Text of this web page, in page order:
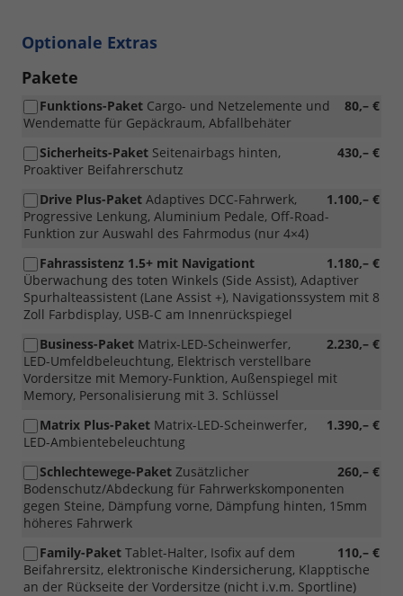
Optionale Extras
Pakete
80,– €
Funktions-Paket Cargo- und Netzelemente und
Wendematte für Gepäckraum, Abfallbehäter
430,– €
Sicherheits-Paket Seitenairbags hinten,
Proaktiver Beifahrerschutz
1.100,– €
Drive Plus-Paket Adaptives DCC-Fahrwerk,
Progressive Lenkung, Aluminium Pedale, Off-Road-
Funktion zur Auswahl des Fahrmodus (nur 4×4)
1.180,– €
Fahrassistenz 1.5+ mit Navigationt
Überwachung des toten Winkels (Side Assist), Adaptiver
Spurhalteassistent (Lane Assist +), Navigationssystem mit 8
Zoll Farbdisplay, USB-C am Innenrückspiegel
2.230,– €
Business-Paket Matrix-LED-Scheinwerfer,
LED-Umfeldbeleuchtung, Elektrisch verstellbare
Vordersitze mit Memory-Funktion, Außenspiegel mit
Memory, Personalisierung mit 3. Schlüssel
1.390,– €
Matrix Plus-Paket Matrix-LED-Scheinwerfer,
LED-Ambientebeleuchtung
260,– €
Schlechtewege-Paket Zusätzlicher
Bodenschutz/Abdeckung für Fahrwerkskomponenten
gegen Steine, Dämpfung vorne, Dämpfung hinten, 15mm
höheres Fahrwerk
110,– €
Family-Paket Tablet-Halter, Isofix auf dem
Beifahrersitz, elektronische Kindersicherung, Klapptische
an der Rückseite der Vordersitze (nicht i.v.m. Sportline)